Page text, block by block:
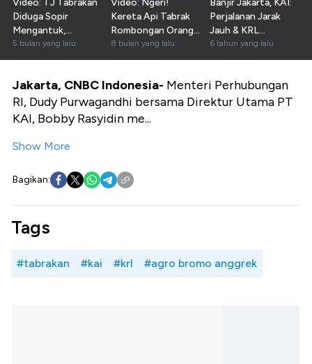
Video: TJ Tabrakan
Diduga Sopir
Mengantuk,
Pemprov Evaluasi
Jam Kerja
5 bulan yang lalu
Video: Ngeri!
Kereta Api Tabrak
Rombongan Orang,
11 Tewas
Mengenaskan
8 bulan yang lalu
Banjir Jakarta, KAI:
Perjalanan Jarak
Jauh & KRL
Terganggu
6 tahun yang lalu
Jakarta, CNBC Indonesia- Menteri Perhubungan
RI, Dudy Purwagandhi bersama Direktur Utama PT
KAI, Bobby Rasyidin me...
Show More
Bagikan:
Tags
#tabrakan #kai #krl #agro bromo anggrek